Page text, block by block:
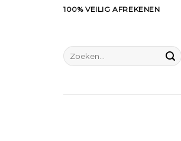
100% VEILIG AFREKENEN
Zoeken
naar: